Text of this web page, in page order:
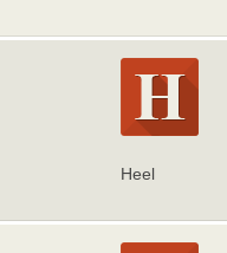
Heel